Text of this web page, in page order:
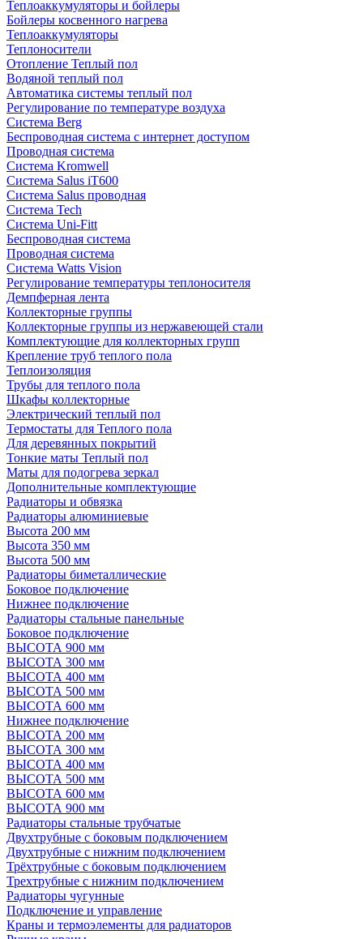
Теплоаккумуляторы и бойлеры
Бойлеры косвенного нагрева
Теплоаккумуляторы
Теплоносители
Отопление Теплый пол
Водяной теплый пол
Автоматика системы теплый пол
Регулирование по температуре воздуха
Система Berg
Беспроводная система с интернет доступом
Проводная система
Система Kromwell
Система Salus iT600
Система Salus проводная
Система Tech
Система Uni-Fitt
Беспроводная система
Проводная система
Система Watts Vision
Регулирование температуры теплоносителя
Демпферная лента
Коллекторные группы
Коллекторные группы из нержавеющей стали
Комплектующие для коллекторных групп
Крепление труб теплого пола
Теплоизоляция
Трубы для теплого пола
Шкафы коллекторные
Электрический теплый пол
Термостаты для Теплого пола
Для деревянных покрытий
Тонкие маты Теплый пол
Маты для подогрева зеркал
Дополнительные комплектующие
Радиаторы и обвязка
Радиаторы алюминиевые
Высота 200 мм
Высота 350 мм
Высота 500 мм
Радиаторы биметаллические
Боковое подключение
Нижнее подключение
Радиаторы стальные панельные
Боковое подключение
ВЫСОТА 900 мм
ВЫСОТА 300 мм
ВЫСОТА 400 мм
ВЫСОТА 500 мм
ВЫСОТА 600 мм
Нижнее подключение
ВЫСОТА 200 мм
ВЫСОТА 300 мм
ВЫСОТА 400 мм
ВЫСОТА 500 мм
ВЫСОТА 600 мм
ВЫСОТА 900 мм
Радиаторы стальные трубчатые
Двухтрубные с боковым подключением
Двухтрубные с нижним подключением
Трёхтрубные с боковым подключением
Трехтрубные с нижним подключением
Радиаторы чугунные
Подключение и управление
Краны и термоэлементы для радиаторов